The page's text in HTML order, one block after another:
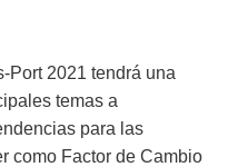
Port 2021 tendrá una
temas a
para las
como Factor de Cambio